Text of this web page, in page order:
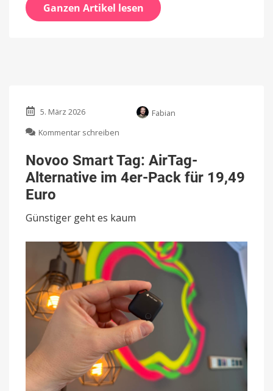
Ganzen Artikel lesen
5. März 2026
Fabian
Kommentar schreiben
Smart
Tag:
AirTag-
4er-
Pack
19,49
Euro
Novoo Smart Tag: AirTag-
Alternative im 4er-Pack für 19,49
Euro
Günstiger geht es kaum